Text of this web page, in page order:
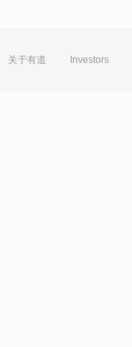
关于有道 Investors